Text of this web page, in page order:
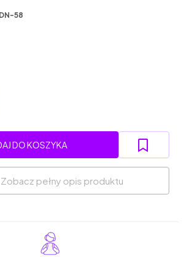
58
DO KOSZYKA
Zobacz pełny opis produktu